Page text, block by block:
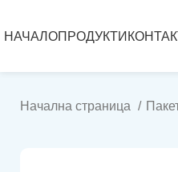
НАЧАЛОПРОДУКТИ
Начална страница